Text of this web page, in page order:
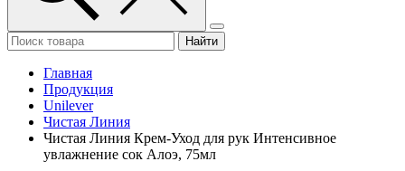
Главная
Продукция
Unilever
Чистая Линия
Чистая Линия Крем-Уход для рук Интенсивное
увлажнение сок Алоэ, 75мл